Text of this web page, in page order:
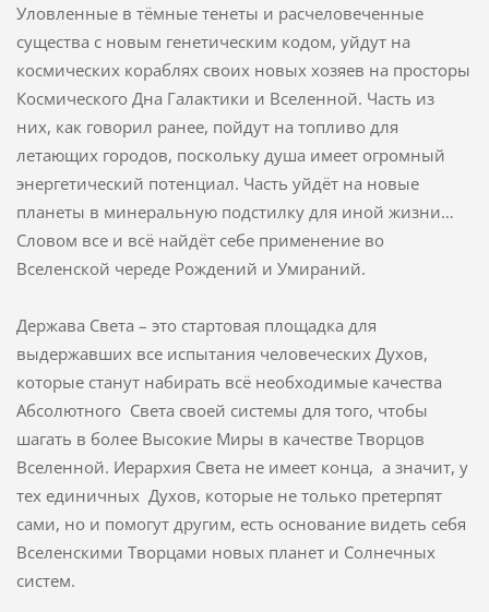
Уловленные в тёмные тенеты и расчеловеченные
существа с новым генетическим кодом, уйдут на
космических кораблях своих новых хозяев на просторы
Космического Дна Галактики и Вселенной. Часть из
них, как говорил ранее, пойдут на топливо для
летающих городов, поскольку душа имеет огромный
энергетический потенциал. Часть уйдёт на новые
планеты в минеральную подстилку для иной жизни…
Словом все и всё найдёт себе применение во
Вселенской череде Рождений и Умираний.
Держава Света – это стартовая площадка для
выдержавших все испытания человеческих Духов,
которые станут набирать всё необходимые качества
Абсолютного Света своей системы для того, чтобы
шагать в более Высокие Миры в качестве Творцов
Вселенной. Иерархия Света не имеет конца, а значит, у
тех единичных Духов, которые не только претерпят
сами, но и помогут другим, есть основание видеть себя
Вселенскими Творцами новых планет и Солнечных
систем.